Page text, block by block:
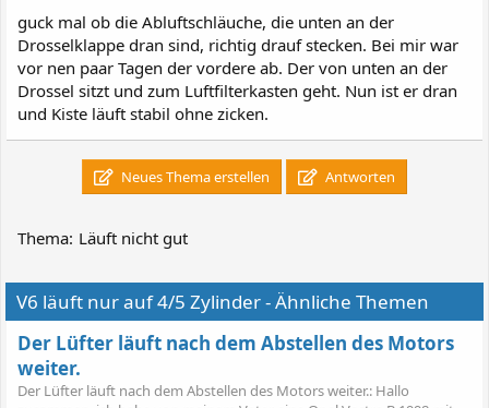
guck mal ob die Abluftschläuche, die unten an der
Drosselklappe dran sind, richtig drauf stecken. Bei mir war
vor nen paar Tagen der vordere ab. Der von unten an der
Drossel sitzt und zum Luftfilterkasten geht. Nun ist er dran
und Kiste läuft stabil ohne zicken.
Neues Thema erstellen Antworten
Thema: Läuft nicht gut
V6 läuft nur auf 4/5 Zylinder - Ähnliche Themen
Der Lüfter läuft nach dem Abstellen des Motors
weiter.
Der Lüfter läuft nach dem Abstellen des Motors weiter.: Hallo